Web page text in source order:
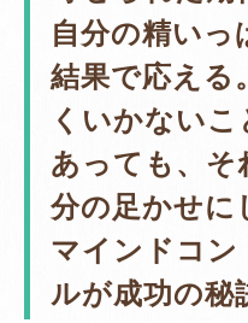
自分の精いっ
結果で応える
くいかないこ
あっても、そ
分の足かせに
マインドコン
ルが成功の秘